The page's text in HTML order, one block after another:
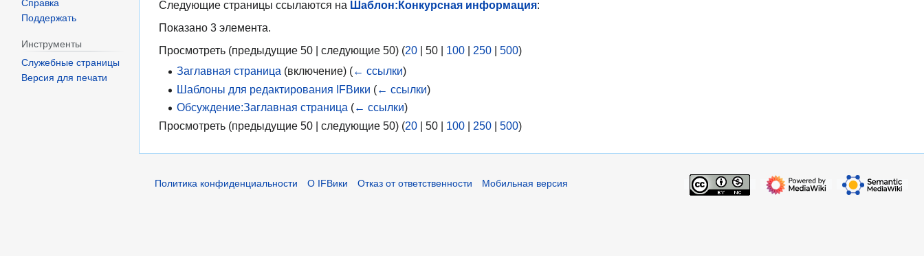
Следующие страницы ссылаются на Шаблон:Конкурсная информация:
Показано 3 элемента.
Просмотреть (предыдущие 50| следующие 50) (20| 50| 100| 250| 500)
Заглавная страница (включение) (← ссылки)
Шаблоны для редактирования IFВики (← ссылки)
Обсуждение:Заглавная страница (← ссылки)
Просмотреть (предыдущие 50| следующие 50) (20| 50| 100| 250| 500)
Справка
Поддержать
Инструменты
Служебные страницы
Версия для печати
Политика конфиденциальности О IFВики Отказ от ответственности Мобильная версия